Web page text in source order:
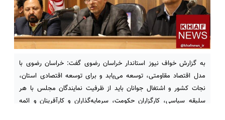
به گزارش خواف نیوز استاندار خراسان رضوی گفت: خراسان رضوی با
مدل اقتصاد مقاومتی، توسعه می‌یابد و برای توسعه اقتصادی استان،
نجات کشور و اشتغال جوانان باید از ظرفیت نمایندگان مجلس با هر
سلیقه سیاسی، کارگزاران حکومت، سرمایه‌گذاران و کارآفرینان و ائمه